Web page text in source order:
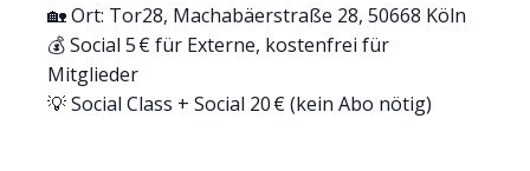
🏡 Ort: Tor28, Machabäerstraße 28, 50668 Köln
💰 Social 5 € für Externe, kostenfrei für
Mitglieder
💡 Social Class + Social 20 € (kein Abo nötig)